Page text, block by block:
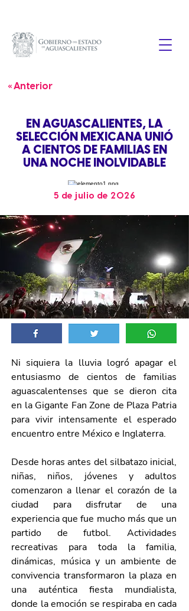
« Anterior
EN AGUASCALIENTES, LA
SELECCIÓN MEXICANA UNIÓ
A CIENTOS DE FAMILIAS EN
UNA NOCHE INOLVIDABLE
5 de julio de 2026
Ni siquiera la lluvia logró apagar el
entusiasmo de cientos de familias
aguascalentenses que se dieron cita
en la Gigante Fan Zone de Plaza Patria
para vivir intensamente el esperado
encuentro entre México e Inglaterra.
Desde horas antes del silbatazo inicial,
niñas, niños, jóvenes y adultos
comenzaron a llenar el corazón de la
ciudad para disfrutar de una
experiencia que fue mucho más que un
partido de futbol. Actividades
recreativas para toda la familia,
dinámicas, música y un ambiente de
convivencia transformaron la plaza en
una auténtica fiesta mundialista,
donde la emoción se respiraba en cada